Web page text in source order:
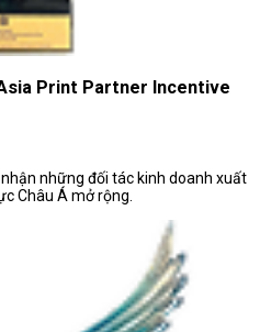
Print Partner Incentive
những đối tác kinh doanh xuất
Châu Á mở rộng.